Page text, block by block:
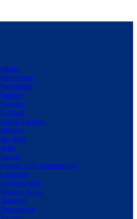
Aikido
Badminton
Basketball
Tanzen
Fechten
Fußball
Group Fitness
Hockey
Jiu-Jitsu
Judo
Karate
Kinder- und Jugendsport
Lacrosse
Leichtathletik
Modern Arnis
Tauchen
Tischtennis